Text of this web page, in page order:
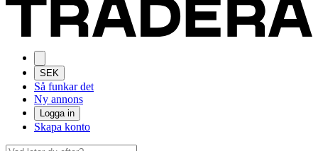
SEK
Så funkar det
Ny annons
Logga in
Skapa konto